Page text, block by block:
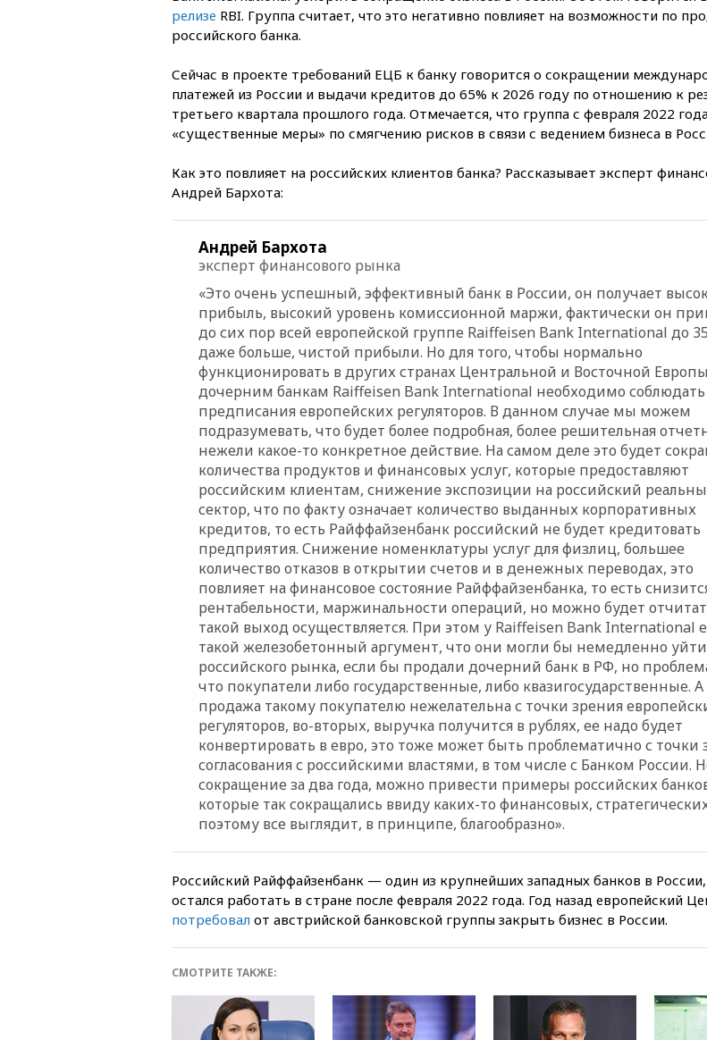
вчера, 22:20
вчера, 22:15
доклад о
добропольском
признала
РФ
вчера, 21:25
выиграл золото
Европы в
метровой вышки
вчера, 21:10
обращений о
концессии
в Армении
вчера, 21:00 В
обсуждают
онлайн-продаже
вчера, 20:45
россиянам могут
рекомендовать
Армению
вчера, 20:35 ПВО
сбила еще 281
беспилотник
вчера, 20:27
призвала
олимпиады для
вузы
вчера, 20:15
предложил
защиту дорог
средств на
вчера, 20:00
августа
отмене ЕГЭ
вчера, 19:50
Ярославля
Вэнса на
релизе RBI. Группа считает, что это негативно повлияет на возможности по
российского банка.
Сейчас в проекте требований ЕЦБ к банку говорится о сокращении
платежей из России и выдачи кредитов до 65% к 2026 году по отношению к
третьего квартала прошлого года. Отмечается, что группа с февраля 2022
«существенные меры» по смягчению рисков в связи с ведением бизнеса в
Как это повлияет на российских клиентов банка? Рассказывает эксперт
Андрей Бархота:
Андрей Бархота
эксперт финансового рынка
«Это очень успешный, эффективный банк в России, он получает
прибыль, высокий уровень комиссионной маржи, фактически он
до сих пор всей европейской группе Raiffeisen Bank International до
даже больше, чистой прибыли. Но для того, чтобы нормально
функционировать в других странах Центральной и Восточной
дочерним банкам Raiffeisen Bank International необходимо соблюдать
предписания европейских регуляторов. В данном случае мы можем
подразумевать, что будет более подробная, более решительная
нежели какое-то конкретное действие. На самом деле это будет
количества продуктов и финансовых услуг, которые предоставляют
российским клиентам, снижение экспозиции на российский
сектор, что по факту означает количество выданных корпоративных
кредитов, то есть Райффайзенбанк российский не будет кредитовать
предприятия. Снижение номенклатуры услуг для физлиц, большее
количество отказов в открытии счетов и в денежных переводах, это
повлияет на финансовое состояние Райффайзенбанка, то есть
рентабельности, маржинальности операций, но можно будет
такой выход осуществляется. При этом у Raiffeisen Bank International
такой железобетонный аргумент, что они могли бы немедленно
российского рынка, если бы продали дочерний банк в РФ, но
что покупатели либо государственные, либо квазигосударственные. А
продажа такому покупателю нежелательна с точки зрения
регуляторов, во-вторых, выручка получится в рублях, ее надо будет
конвертировать в евро, это тоже может быть проблематично с точки
согласования с российскими властями, в том числе с Банком России.
сокращение за два года, можно привести примеры российских
которые так сокращались ввиду каких-то финансовых,
поэтому все выглядит, в принципе, благообразно».
Российский Райффайзенбанк — один из крупнейших западных банков в
остался работать в стране после февраля 2022 года. Год назад европейский
потребовал от австрийской банковской группы закрыть бизнес в России.
СМОТРИТЕ ТАКЖЕ: